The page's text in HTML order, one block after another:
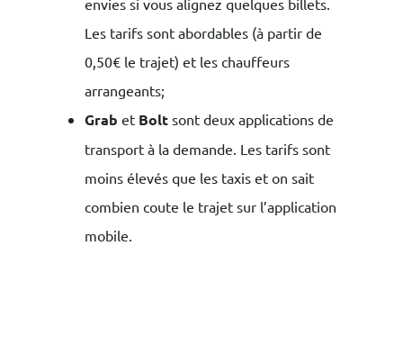
envies si vous alignez quelques billets.
Les tarifs sont abordables (à partir de
0,50€ le trajet) et les chauffeurs
arrangeants;
Grab et Boltsont deux applications de
transport à la demande. Les tarifs sont
moins élevés que les taxis et on sait
combien coute le trajet sur l’application
mobile.